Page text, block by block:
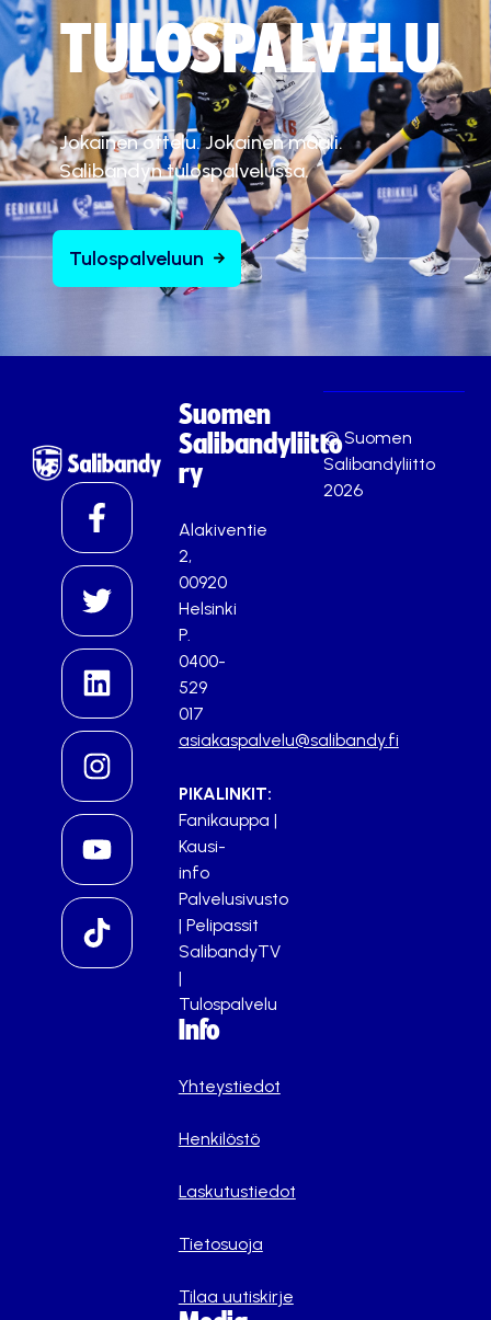
TULOSPALVELU
Jokainen ottelu. Jokainen maali.
Salibandyn tulospalvelussa.
Tulospalveluun
Suomen
Salibandyliitto
ry
Alakiventie
2,
00920
Helsinki
P.
0400-
529
017
asiakaspalvelu@salibandy.fi
PIKALINKIT:
Fanikauppa |
Kausi-
info
Palvelusivusto
| Pelipassit
SalibandyTV
|
Tulospalvelu
Info
Yhteystiedot
Henkilöstö
Laskutustiedot
Tietosuoja
Tilaa uutiskirje
© Suomen
Salibandyliitto
2026